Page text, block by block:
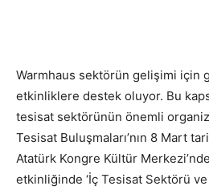
Warmhaus sektörün gelişimi için
etkinliklere destek oluyor. Bu
tesisat sektörünün önemli
Tesisat Buluşmaları’nın 8 Mart
Atatürk Kongre Kültür
etkinliğinde ‘İç Tesisat Sektörü ve